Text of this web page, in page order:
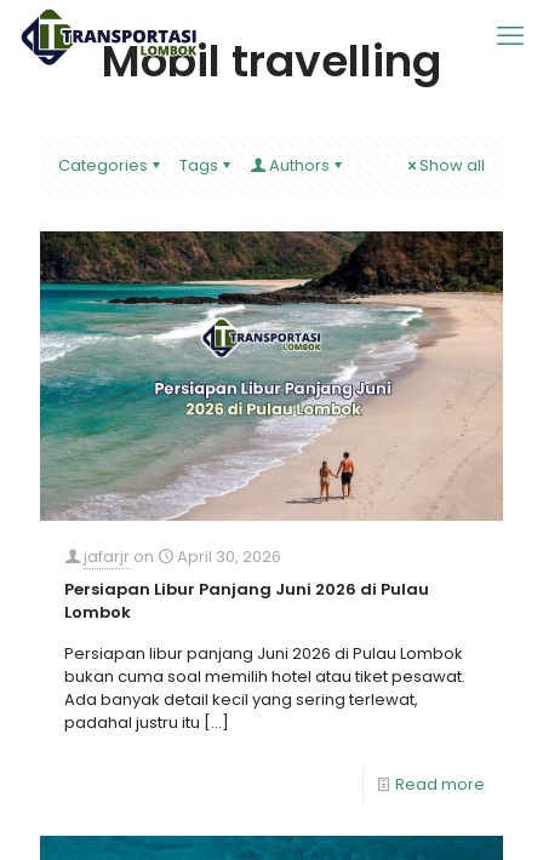
Mobil travelling
Categories Tags Authors Show all
jafarjr on
April 30, 2026
Persiapan Libur Panjang Juni 2026 di Pulau
Lombok
Persiapan libur panjang Juni 2026 di Pulau Lombok
bukan cuma soal memilih hotel atau tiket pesawat.
Ada banyak detail kecil yang sering terlewat,
padahal justru itu […]
Read more